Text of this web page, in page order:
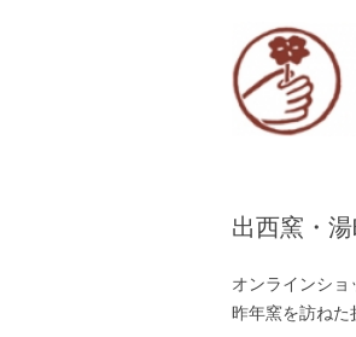
“民芸の
「手しごと」は
出西窯・
オンラインショ
昨年窯を訪ねた